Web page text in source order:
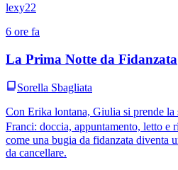
lexy22
6 ore fa
La Prima Notte da Fidanzata
Sorella Sbagliata
Con Erika lontana, Giulia si prende la
Franci: doccia, appuntamento, letto
come una bugia da fidanzata diventa
da cancellare.